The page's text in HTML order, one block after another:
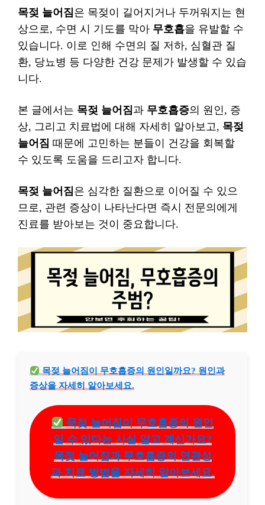
목젖 늘어짐은 목젖이 길어지거나 두꺼워지는 현
상으로, 수면 시 기도를 막아 무호흡을 유발할 수
있습니다. 이로 인해 수면의 질 저하, 심혈관 질
환, 당뇨병 등 다양한 건강 문제가 발생할 수 있습
니다.
본 글에서는 목젖 늘어짐과 무호흡증의 원인, 증
상, 그리고 치료법에 대해 자세히 알아보고, 목젖
늘어짐 때문에 고민하는 분들이 건강을 회복할
수 있도록 도움을 드리고자 합니다.
목젖 늘어짐은 심각한 질환으로 이어질 수 있으
므로, 관련 증상이 나타난다면 즉시 전문의에게
진료를 받아보는 것이 중요합니다.
목젖 늘어짐이 무호흡증의 원인일까요? 원인과
증상을 자세히 알아보세요.
목젖 늘어짐이 무호흡증의 원인
일 수 있다는 사실 알고 계신가요?
목젖 늘어짐과 무호흡증의 연관성
과 치료 방법을 자세히 알아보세요.